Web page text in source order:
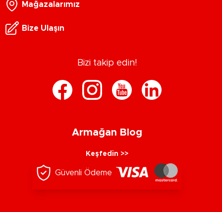
Mağazalarımız
Bize Ulaşın
Bizi takip edin!
Armağan Blog
Keşfedin >>
Güvenli Ödeme